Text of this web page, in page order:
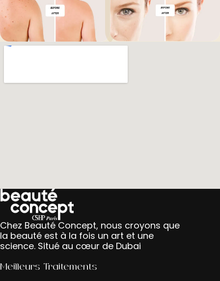
Chez Beauté Concept, nous croyons que
la beauté est à la fois un art et une
science. Situé au cœur de Dubai
Meilleurs Traitements